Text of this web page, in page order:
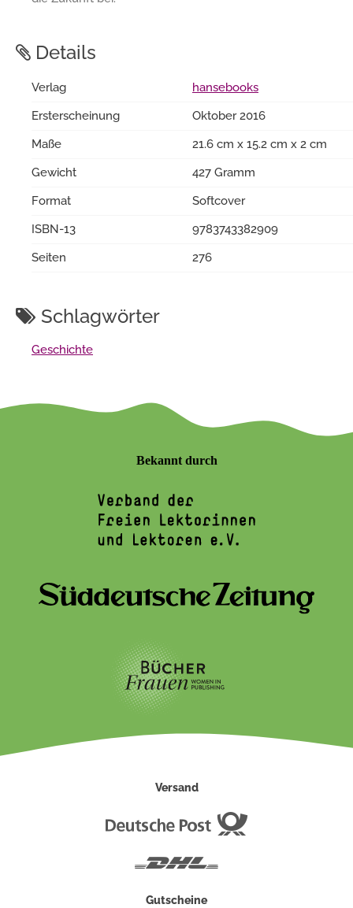
Details
Verlag
hansebooks
Ersterscheinung
Oktober 2016
Maße
21.6 cm x 15.2 cm x 2 cm
Gewicht
427 Gramm
Format
Softcover
ISBN-13
9783743382909
Seiten
276
Schlagwörter
Geschichte
Bekannt durch
Versand
Gutscheine